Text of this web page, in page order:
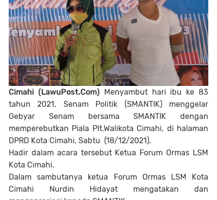
Cimahi (LawuPost.Com) Menyambut hari ibu ke 83
tahun 2021, Senam Politik (SMANTIK) menggelar
Gebyar Senam bersama SMANTIK dengan
memperebutkan Piala Plt.Walikota Cimahi, di halaman
DPRD Kota Cimahi, Sabtu (18/12/2021).
Hadir dalam acara tersebut Ketua Forum Ormas LSM
Kota Cimahi.
Dalam sambutanya ketua Forum Ormas LSM Kota
Cimahi Nurdin Hidayat mengatakan dan